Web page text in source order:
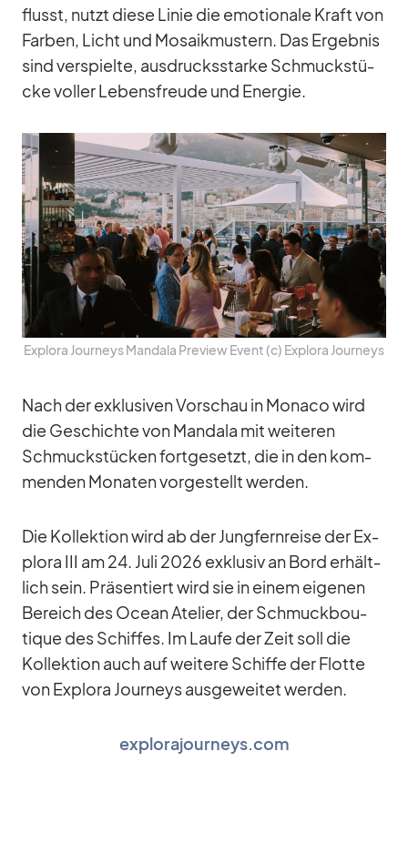
flusst, nutzt diese Li­nie die emo­tio­nale Kraft von
Far­ben, Licht und Mo­sa­ik­mus­tern. Das Er­geb­nis
sind ver­spielte, aus­drucks­starke Schmuck­stü­
cke vol­ler Le­bens­freude und En­er­gie.
Ex­plora Jour­neys Man­dala Pre­view Event (c) Ex­plora Jour­neys
Nach der ex­klu­si­ven Vor­schau in Mo­naco wird
die Ge­schichte von Man­dala mit wei­te­ren
Schmuck­stü­cken fort­ge­setzt, die in den kom­
men­den Mo­na­ten vor­ge­stellt wer­den.
Die Kol­lek­tion wird ab der Jung­fern­reise der Ex­
plora III am 24. Juli 2026 ex­klu­siv an Bord er­hält­
lich sein. Prä­sen­tiert wird sie in ei­nem ei­ge­nen
Be­reich des Ocean Ate­lier, der Schmuck­bou­
tique des Schif­fes. Im Laufe der Zeit soll die
Kol­lek­tion auch auf wei­tere Schiffe der Flotte
von Ex­plora Jour­neys aus­ge­wei­tet wer­den.
explorajourneys.com